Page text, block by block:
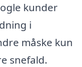
kunder
i
måske kun
snefald.